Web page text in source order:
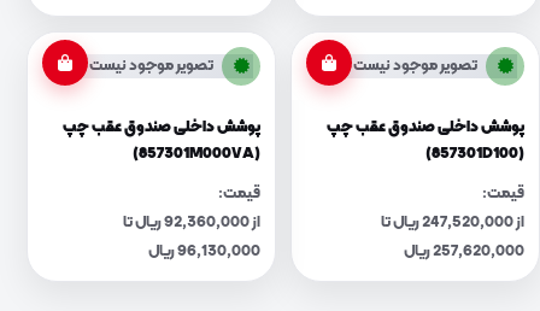
تصویر موجود نیست
پوشش داخلی صندوق عقب چپ
(857301D100)
قیمت:
از 247,520,000 ریال تا
257,620,000 ریال
تصویر موجود نیست
پوشش داخلی صندوق عقب چپ
(857301M000VA)
قیمت:
از 92,360,000 ریال تا
96,130,000 ریال